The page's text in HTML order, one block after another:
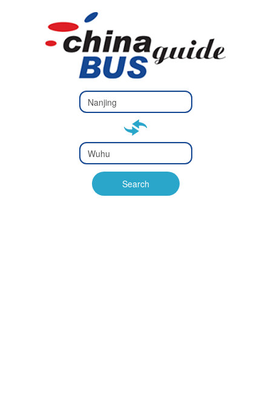
Type 2 or
more
Type 2 or more characters
Type 2 or
more
Type 2 or more characters
for results.
Search